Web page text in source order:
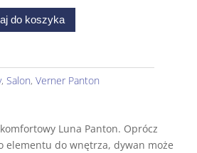
do koszyka
, Salon, Verner Panton
Luna Panton. Oprócz
elementu do wnętrza, dywan może